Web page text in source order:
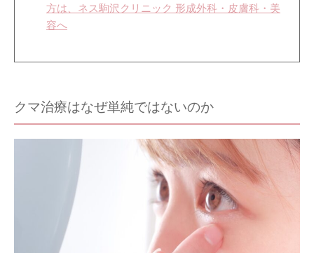
方は、ネス駒沢クリニック 形成外科・皮膚科・美
容へ
クマ治療はなぜ単純ではないのか